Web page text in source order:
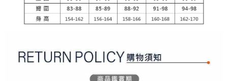
３．未成年的使用者請事先徵得法定代理人或監護人之同意方可使用
「AFTEE先享後付」，若未經同意申辦者引起之損失，本公司不負相關責
請求用戶進行身份認證。
５．嚴禁一人註冊多個帳號或使用他人資訊註冊。若發現惡意使用之情形，
免運費
免運費